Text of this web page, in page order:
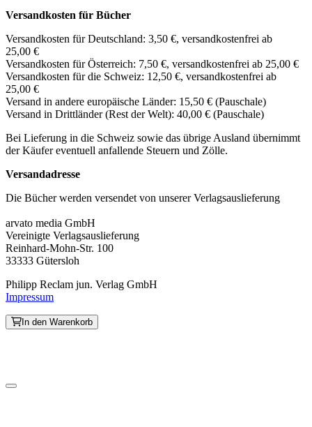
Versandkosten für Bücher
Versandkosten für Deutschland: 3,50 €, versandkostenfrei ab
25,00 €
Versandkosten für Österreich: 7,50 €, versandkostenfrei ab 25,00 €
Versandkosten für die Schweiz: 12,50 €, versandkostenfrei ab
25,00 €
Versand in andere europäische Länder: 15,50 € (Pauschale)
Versand in Drittländer (Rest der Welt): 40,00 € (Pauschale)
Bei Lieferung in die Schweiz sowie das übrige Ausland übernimmt
der Käufer eventuell anfallende Steuern und Zölle.
Versandadresse
Die Bücher werden versendet von unserer Verlagsauslieferung
arvato media GmbH
Vereinigte Verlagsauslieferung
Reinhard-Mohn-Str. 100
33333 Gütersloh
Philipp Reclam jun. Verlag GmbH
Impressum
In den Warenkorb